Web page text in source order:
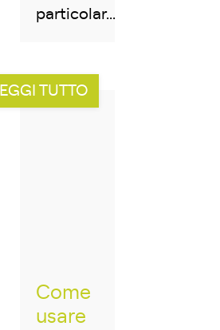
particolar...
TUTTO
Come
usare